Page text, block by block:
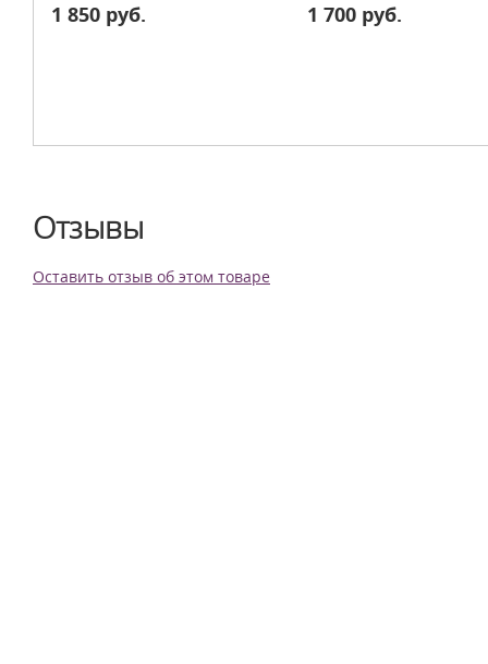
1 850 руб. 1 700 руб.
Отзывы
Оставить отзыв об этом товаре